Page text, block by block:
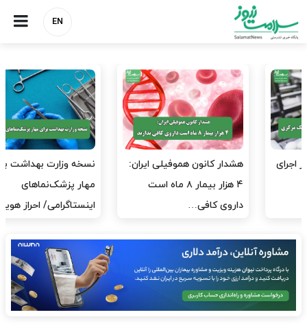
EN
هشدار کانون هموفیلی ایران:
۴ هزار بیمار ۸ ماه است
داروی کافی…
نسخه وزارت بهداشت برای
مهار پزشک‌نماهای
اینستاگرامی/ احراز هویت…